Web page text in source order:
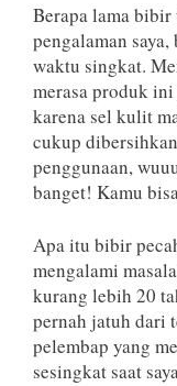
Berapa lama bibir
pengalaman
waktu singkat.
merasa produk
karena sel kulit
cukup
penggunaan,
banget! Kamu
Apa itu bibir
mengalami
kurang lebih 20
pernah jatuh dari
pelembap yang
sesingkat saat